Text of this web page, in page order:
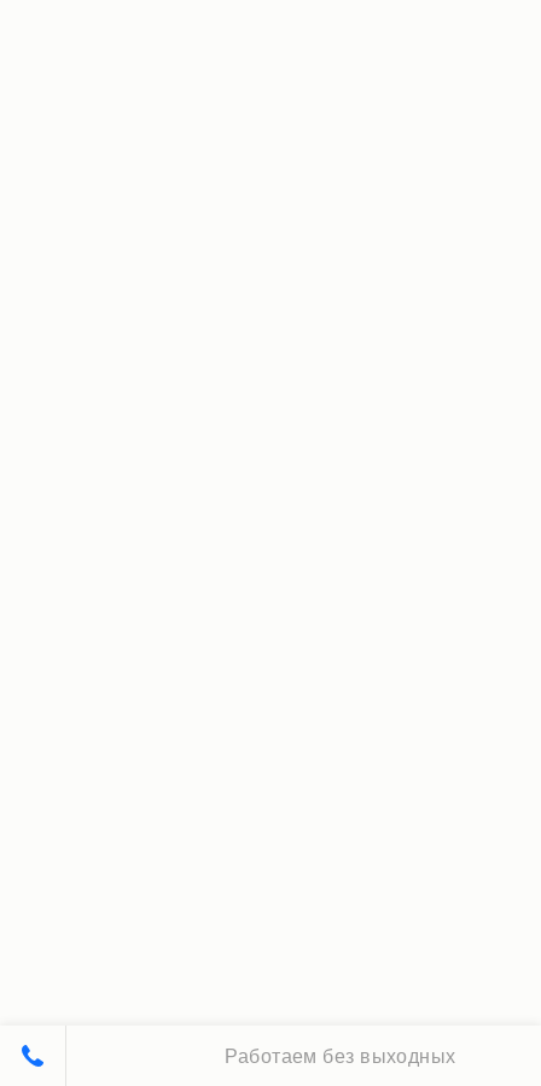
Работаем без выходных